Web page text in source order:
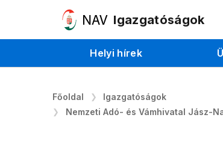
Igazgatóságok
Helyi hírek
Főoldal
Igazgatóságok
Nemzeti Adó- és Vámhivatal Jász-